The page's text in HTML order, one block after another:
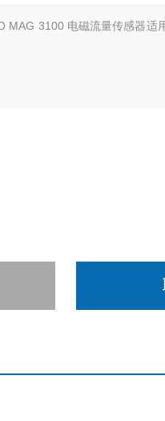
MAG 3100 电磁流量传感器适